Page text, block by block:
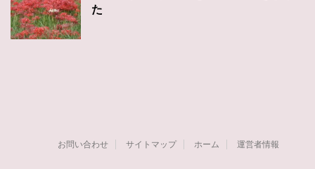
た
お問い合わせ サイトマップ ホーム 運営者情報